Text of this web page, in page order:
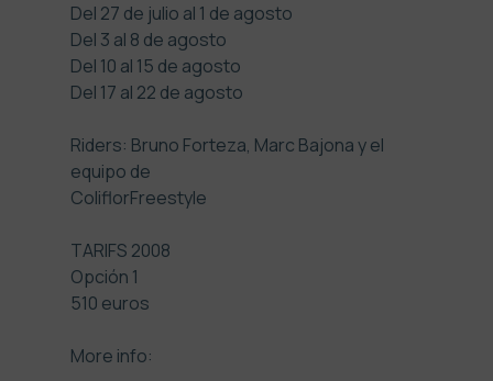
Del 27 de julio al 1 de agosto
Del 3 al 8 de agosto
Del 10 al 15 de agosto
Del 17 al 22 de agosto
Riders: Bruno Forteza, Marc Bajona y el
equipo de
ColiflorFreestyle
TARIFS 2008
Opción 1
510 euros
More info: